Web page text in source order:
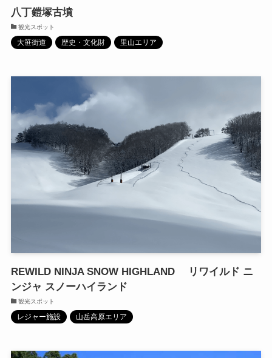
八丁鎧塚古墳
観光スポット
大笹街道 歴史・文化財 里山エリア
REWILD NINJA SNOW HIGHLAND リワイルド ニ
ンジャ スノーハイランド
観光スポット
レジャー施設 山岳高原エリア